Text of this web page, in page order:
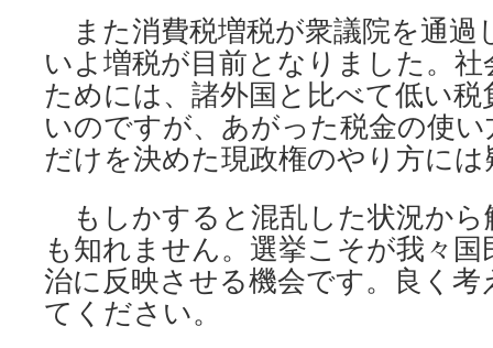
また消費税増税が衆議院を通過
いよ増税が目前となりました。
ためには、諸外国と比べて低い
いのですが、あがった税金の使
だけを決めた現政権のやり方に
もしかすると混乱した状況から
も知れません。選挙こそが我々
治に反映させる機会です。良く考
てください。